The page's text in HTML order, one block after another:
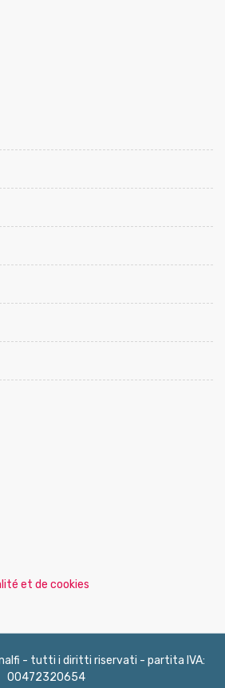
et de cookies
- tutti i diritti riservati - partita IVA:
00472320654